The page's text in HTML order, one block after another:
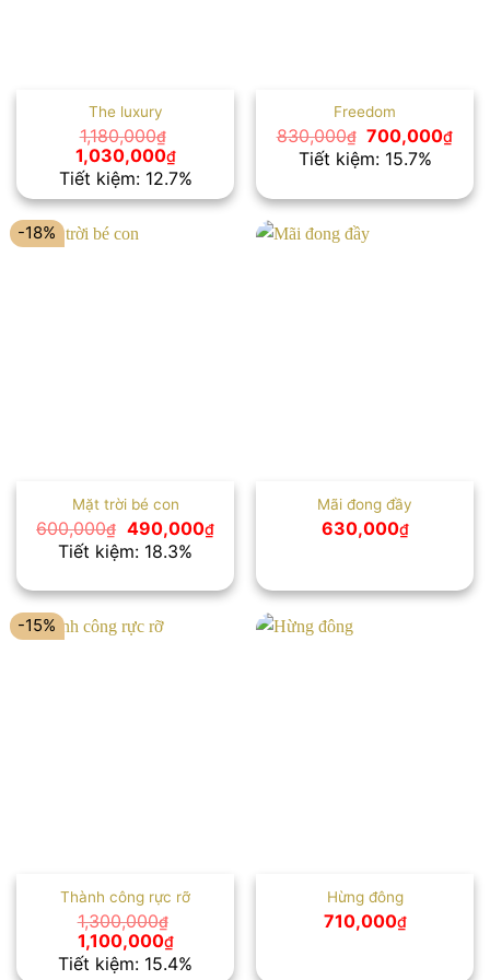
The luxury
1,180,000₫
Giá
gốc
là:
1,180,000₫.
1,030,000₫Giá
hiện
tại
là:
1,030,000₫.
Tiết kiệm: 12.7%
Freedom
830,000₫ Giá
gốc
là:
700,000₫Giá
Tiết kiệm: 15.7%
-18%
Mặt trời bé con
600,000₫ Giá
gốc
là:
490,000₫Giá
hiện
là:
490,000₫.
Tiết kiệm: 18.3%
Mãi đong đầy
630,000₫
-15%
Thành công rực rỡ
1,300,000₫
Giá
gốc
là:
1,100,000₫Giá
hiện
tại
Tiết kiệm: 15.4%
Hừng đông
710,000₫